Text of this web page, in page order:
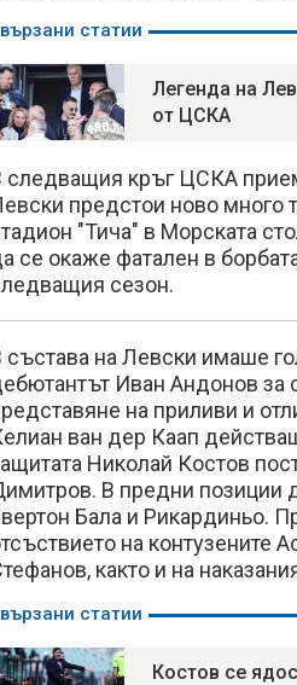
статии
Легенда на
от ЦСКА
следващия кръг ЦСКА
предстои ново много
"Тича" в Морската
се окаже фатален в
сезон.
състава на Левски имаше
Иван Андонов за
на приливи и
ван дер Каап
Николай Костов
В предни
Бала и Рикардиньо.
на контузените
както и на
статии
Костов се